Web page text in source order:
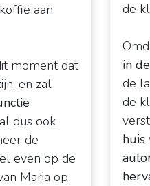
aan
moment dat
en zal
dus ook
de
even op de
Maria op
de
in
de
de
huis